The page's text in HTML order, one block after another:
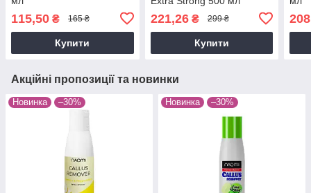
115,50 ₴ 165 ₴
Купити
221,26₴ 299 ₴
Купити
Акційні пропозиції та новинки
Новинка –30% Новинка –30%